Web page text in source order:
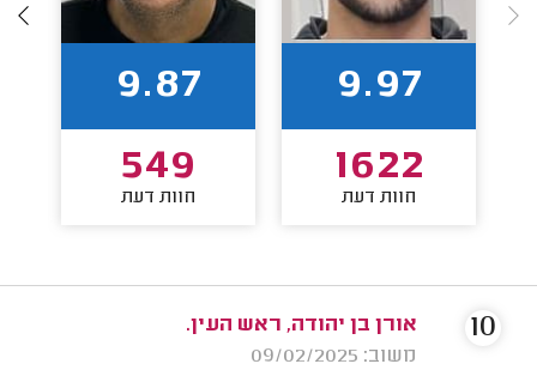
9.97
1622
חוות דעת
9.87
549
חוות דעת
אורן בן יהודה, ראש העין.
משוב: 09/02/2025
10